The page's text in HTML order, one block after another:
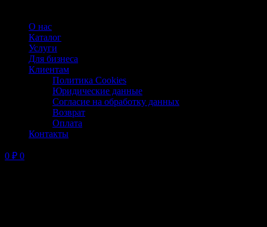
О нас
Каталог
Услуги
Для бизнеса
Клиентам
Политика Cookies
Юридические данные
Согласие на обработку данных
Возврат
Оплата
Контакты
0 ₽ 0